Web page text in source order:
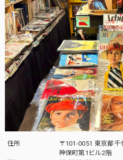
住所
〒101-0051 東京都
神保町第1ビル2階